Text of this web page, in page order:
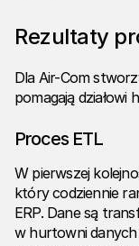
Rezultaty
Dla Air-Com
pomagają działowi
Proces ETL
W pierwszej
który codziennie
ERP. Dane są
w hurtowni danych